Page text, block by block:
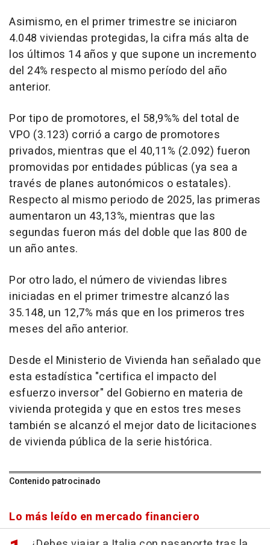
Asimismo, en el primer trimestre se iniciaron
4.048 viviendas protegidas, la cifra más alta de
los últimos 14 años y que supone un incremento
del 24% respecto al mismo período del año
anterior.
Por tipo de promotores, el 58,9%% del total de
VPO (3.123) corrió a cargo de promotores
privados, mientras que el 40,11% (2.092) fueron
promovidas por entidades públicas (ya sea a
través de planes autonómicos o estatales).
Respecto al mismo periodo de 2025, las primeras
aumentaron un 43,13%, mientras que las
segundas fueron más del doble que las 800 de
un año antes.
Por otro lado, el número de viviendas libres
iniciadas en el primer trimestre alcanzó las
35.148, un 12,7% más que en los primeros tres
meses del año anterior.
Desde el Ministerio de Vivienda han señalado que
esta estadística "certifica el impacto del
esfuerzo inversor" del Gobierno en materia de
vivienda protegida y que en estos tres meses
también se alcanzó el mejor dato de licitaciones
de vivienda pública de la serie histórica.
Contenido patrocinado
Lo más leído en mercado financiero